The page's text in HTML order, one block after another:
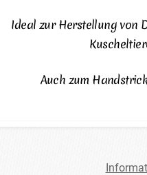
Ideal zur Herstellung von
Auch zum